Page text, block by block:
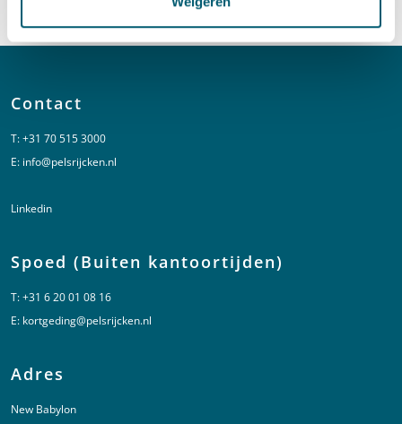
Contact
T:+31 70 515 3000
E: info@pelsrijcken.nl
Linkedin
Spoed (Buiten kantoortijden)
T:+31 6 20 01 08 16
E: kortgeding@pelsrijcken.nl
Adres
New Babylon